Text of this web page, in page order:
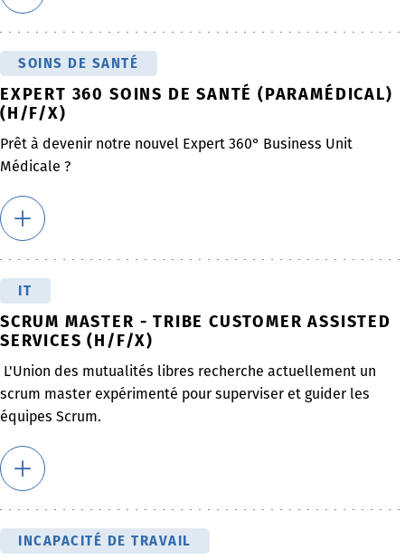
SOINS DE SANTÉ
EXPERT 360 SOINS DE SANTÉ (PARAMÉDICAL)
(H/F/X)
Prêt à devenir notre nouvel Expert 360° Business Unit
Médicale ?
IT
SCRUM MASTER - TRIBE CUSTOMER ASSISTED
SERVICES (H/F/X)
L'Union des mutualités libres recherche actuellement un
scrum master expérimenté pour superviser et guider les
équipes Scrum.
INCAPACITÉ DE TRAVAIL